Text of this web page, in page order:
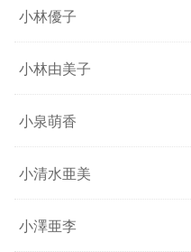
小林優子
小林由美子
小泉萌香
小清水亜美
小澤亜李